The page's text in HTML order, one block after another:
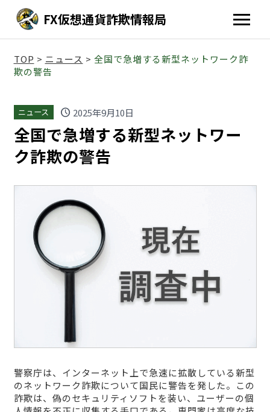
FX仮想通貨詐欺情報局
TOP > ニュース > 全国で急増する新型ネットワーク詐
欺の警告
ニュース schedule 2025年9月10日
全国で急増する新型ネットワー
ク詐欺の警告
警察庁は、インターネット上で急速に拡散している新型
のネットワーク詐欺について国民に警告を発した。この
詐欺は、偽のセキュリティソフトを装い、ユーザーの個